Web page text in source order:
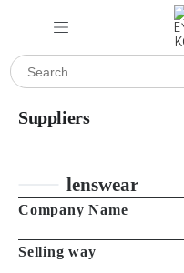
Suppliers
lenswear
Company Name
Selling way